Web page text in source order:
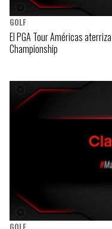
GOLF
El PGA Tour Américas
Championship
GOLF